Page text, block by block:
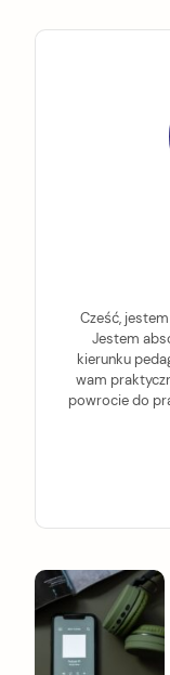
Cześć,
Jestem
kierunku
wam
powrocie do
P
o